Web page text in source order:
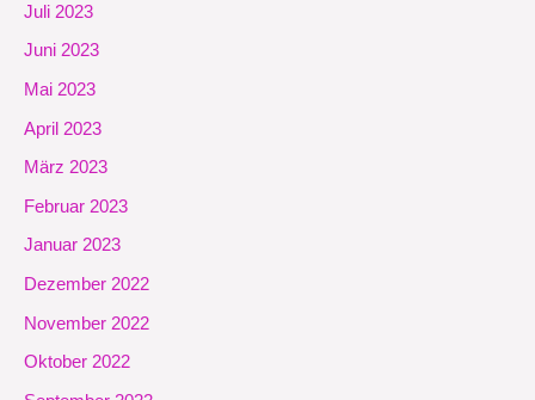
Juli 2023
Juni 2023
Mai 2023
April 2023
März 2023
Februar 2023
Januar 2023
Dezember 2022
November 2022
Oktober 2022